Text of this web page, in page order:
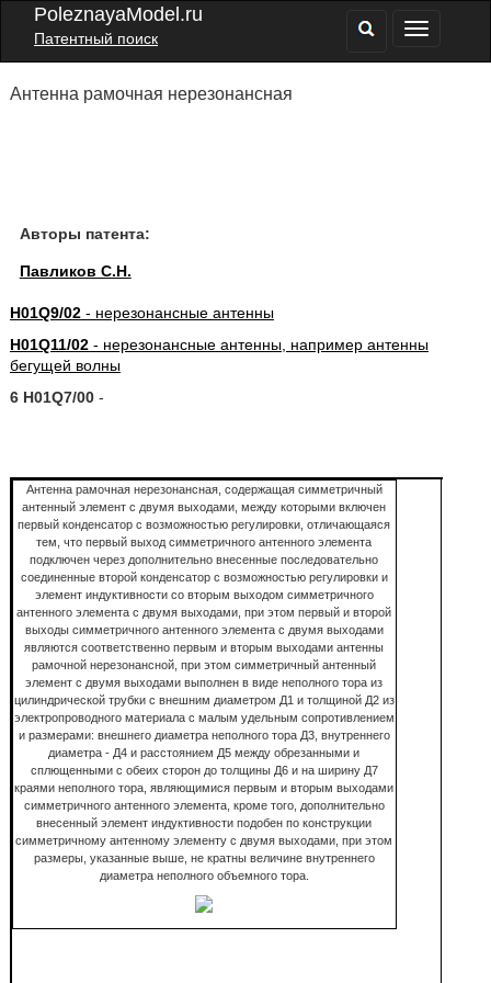
PoleznayaModel.ru
Патентный поиск
Антенна рамочная нерезонансная
Авторы патента:
Павликов С.Н.
H01Q9/02- нерезонансные антенны
H01Q11/02- нерезонансные антенны, например антенны
бегущей волны
6 H01Q7/00-
Антенна рамочная нерезонансная, содержащая симметричный
антенный элемент с двумя выходами, между которыми включен
первый конденсатор с возможностью регулировки, отличающаяся
тем, что первый выход симметричного антенного элемента
подключен через дополнительно внесенные последовательно
соединенные второй конденсатор с возможностью регулировки и
элемент индуктивности со вторым выходом симметричного
антенного элемента с двумя выходами, при этом первый и второй
выходы симметричного антенного элемента с двумя выходами
являются соответственно первым и вторым выходами антенны
рамочной нерезонансной, при этом симметричный антенный
элемент с двумя выходами выполнен в виде неполного тора из
цилиндрической трубки с внешним диаметром Д1 и толщиной Д2 из
электропроводного материала с малым удельным сопротивлением
и размерами: внешнего диаметра неполного тора Д3, внутреннего
диаметра - Д4 и расстоянием Д5 между обрезанными и
сплющенными с обеих сторон до толщины Д6 и на ширину Д7
краями неполного тора, являющимися первым и вторым выходами
симметричного антенного элемента, кроме того, дополнительно
внесенный элемент индуктивности подобен по конструкции
симметричному антенному элементу с двумя выходами, при этом
размеры, указанные выше, не кратны величине внутреннего
диаметра неполного объемного тора.